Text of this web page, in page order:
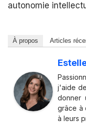
autonomie
À propos Articles
j'aide
donner
grâce à
à leurs